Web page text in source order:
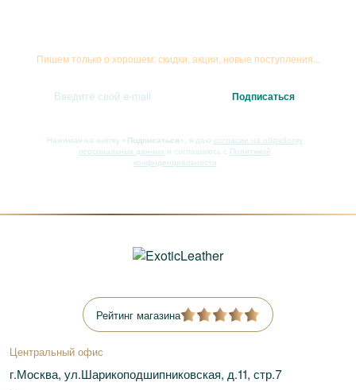
Пишем только о хорошем: скидки, акции, новые поступления...
Нажимая на кнопку «Подписаться» , я даю согласие на обработку
персональных данных и соглашаюсь с Политикой
конфиденциальности
Рейтинг магазина
Центральный офис
г.Москва, ул.Шарикоподшипниковская, д.11, стр.7